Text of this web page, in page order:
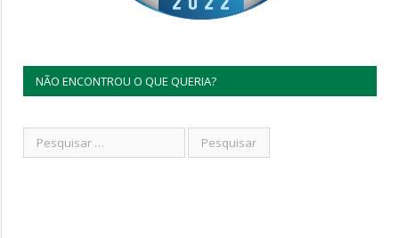
NÃO ENCONTROU O QUE QUERIA?